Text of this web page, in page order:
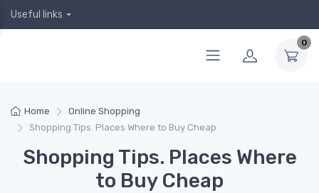
Useful links
0
Home
Online Shopping
Shopping Tips. Places Where to Buy Cheap
Shopping Tips. Places Where
to Buy Cheap